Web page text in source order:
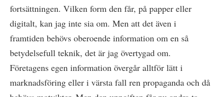
fortsättningen. Vilken form den får, på papper eller
digitalt, kan jag inte sia om. Men att det även i
framtiden behövs oberoende information om en så
betydelsefull teknik, det är jag övertygad om.
Företagens egen information övergår alltför lätt i
marknadsföring eller i värsta fall ren propaganda och då